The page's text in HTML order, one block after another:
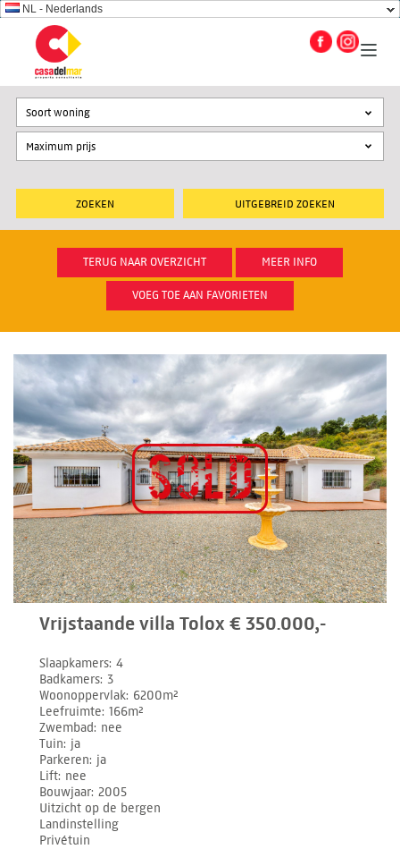
NL - Nederlands
UITGEBREID ZOEKEN
Soort woning
TERUG NAAR OVERZICHT MEER INFO
VOEG TOE AAN FAVORIETEN
Vrijstaande villa Tolox € 350.000,-
Slaapkamers 4
Badkamers 3
Woonoppervlak 6200m²
Leefruimte 166m²
Zwembad nee
Tuin ja
Parkeren ja
Lift nee
Bouwjaar 2005
Uitzicht op de bergen
Landinstelling
Privétuin